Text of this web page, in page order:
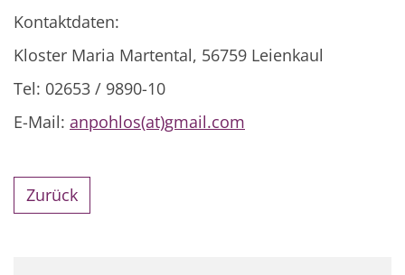
Kontaktdaten:
Kloster Maria Martental, 56759 Leienkaul
Tel: 02653 / 9890-10
E-Mail: anpohlos(at)gmail.com
Zurück